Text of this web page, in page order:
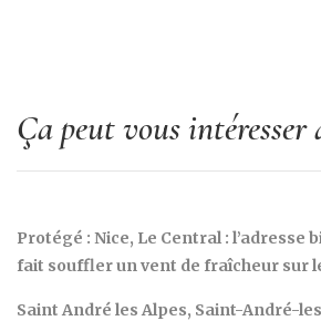
Ça peut vous intéresser
Protégé : Nice, Le Central : l’adresse
fait souffler un vent de fraîcheur sur
Saint André les Alpes, Saint-André-